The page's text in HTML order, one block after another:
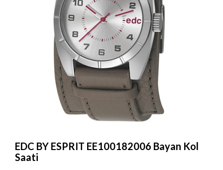
EDC BY ESPRIT EE100182006 Bayan Kol
Saati